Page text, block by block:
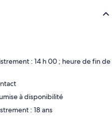
: 14 h 00 ; heure de fin de
à disponibilité
: 18 ans